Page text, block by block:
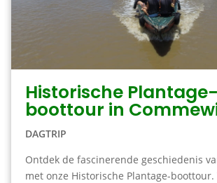
Historische Plantage-
boottour in
DAGTRIP
Ontdek de fascinerende geschiedenis
met onze Historische Plantage-boottour.